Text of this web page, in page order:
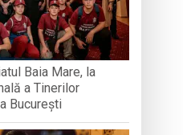
Baia Mare, la
a Tinerilor
București